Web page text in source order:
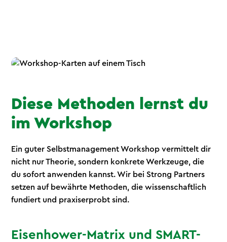
Diese Methoden lernst du
im Workshop
Ein guter Selbstmanagement Workshop vermittelt dir
nicht nur Theorie, sondern konkrete Werkzeuge, die
du sofort anwenden kannst. Wir bei Strong Partners
setzen auf bewährte Methoden, die wissenschaftlich
fundiert und praxiserprobt sind.
Eisenhower-Matrix und SMART-